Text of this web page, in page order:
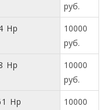
руб.
Hp
10000
руб.
Hp
10000
руб.
Hp
10000